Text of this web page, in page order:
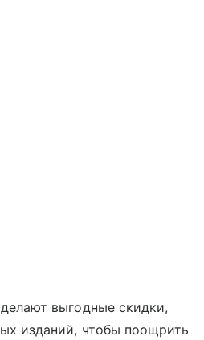
выгодные скидки,
изданий, чтобы поощрить